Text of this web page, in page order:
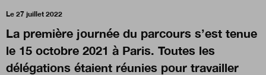
Qui sommes-nous ?
Le 27 juillet 2022
La première journée du parcours s’est tenue
le 15 octobre 2021 à Paris. Toutes les
délégations étaient réunies pour travailler